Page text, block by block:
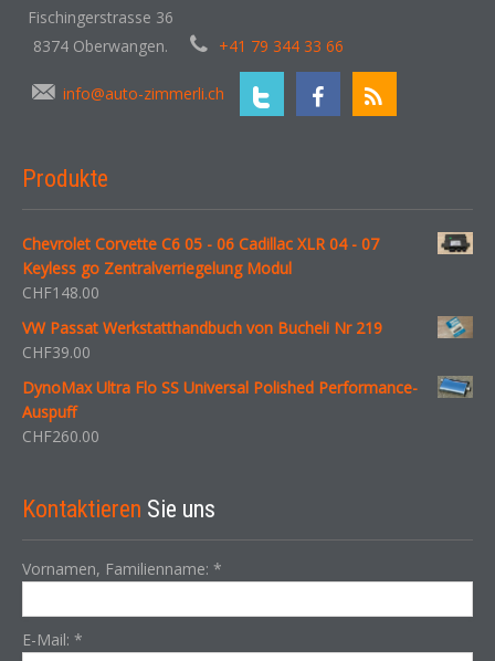
Fischingerstrasse 36
8374 Oberwangen.
+41 79 344 33 66
info@auto-zimmerli.ch
Produkte
Chevrolet Corvette C6 05 - 06 Cadillac XLR 04 - 07
Keyless go Zentralverriegelung Modul
CHF148.00
VW Passat Werkstatthandbuch von Bucheli Nr 219
CHF39.00
DynoMax Ultra Flo SS Universal Polished Performance-
Auspuff
CHF260.00
Kontaktieren Sie uns
Vornamen, Familienname: *
E-Mail: *